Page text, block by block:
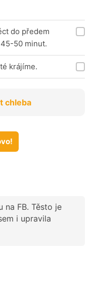
do předem
50 minut.
krájíme.
chleba
na FB. Těsto je
i upravila